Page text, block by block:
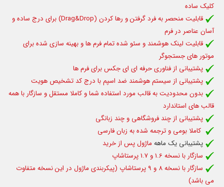
کلیک ساده
قابلیت منحصر به فرد گرفتن و رها کردن (Drag&Drop) برای درج ساده و
آسان عناصر در فرم
قابلیت لینک هوشمند و سئو شده تمام فرم ها و بهینه سازی شده برای
موتور های جستجوگر
پشتیبانی از فناوری حرفه ای ای جکس برای فرم ها
پشتیبانی از سیستم هوشمند ضد اسپم با درج کد تشخیص هویت
بدون محدودیت به قالب مورد استفاده شما و کاملا مستقل و سازگار با همه
قالب های استاندارد
پشتیبانی از چند فروشگاهی و چند زبانگی
کاملا بومی و ترجمه شده به زبان فارسی
پشتیبانی یک ماههماژول پس از خرید
سازگار با نسخه 1.6 و 1.7 پرستاشاپ
سازگار با نسخه 8 و 9 پرستاشاپ (پیکربندی ماژول در این نسخه متفاوت
می باشد)